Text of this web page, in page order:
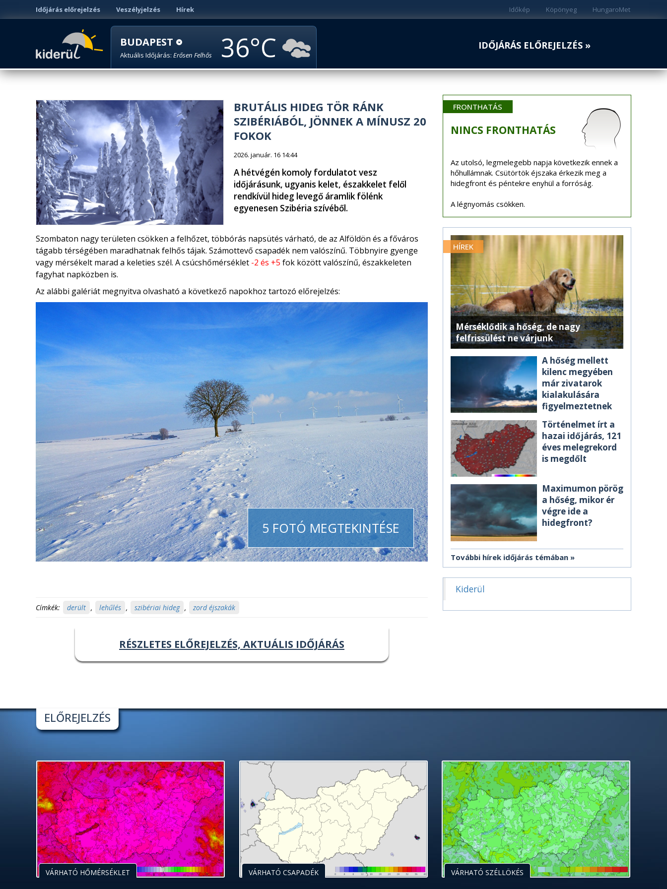
Időjárás előrejelzés Veszélyjelzés Hírek HungaroMet
Köpönyeg
Időkép
BUDAPEST
Aktuális Időjárás: Erősen Felhős 36 IDŐJÁRÁS ELŐREJELZÉS »
BRUTÁLIS HIDEG TÖR RÁNK
SZIBÉRIÁBÓL, JÖNNEK A MÍNUSZ 20
FOKOK
2026. január. 16 14:44
A hétvégén komoly fordulatot vesz
időjárásunk, ugyanis kelet, északkelet felől
rendkívül hideg levegő áramlik fölénk
egyenesen Szibéria szívéből.
Szombaton nagy területen csökken a felhőzet, többórás napsütés várható, de az Alföldön és a főváros
tágabb térségében maradhatnak felhős tájak. Számottevő csapadék nem valószínű. Többnyire gyenge
vagy mérsékelt marad a keleties szél. A csúcshőmérséklet -2 és +5 fok között valószínű, északkeleten
fagyhat napközben is.
Az alábbi galériát megnyitva olvasható a következő napokhoz tartozó előrejelzés:
5 FOTÓ MEGTEKINTÉSE
Címkék: derült , lehűlés , szibériai hideg , zord éjszakák
RÉSZLETES ELŐREJELZÉS, AKTUÁLIS IDŐJÁRÁS
FRONTHATÁS
NINCS FRONTHATÁS
Az utolsó, legmelegebb napja következik ennek a
hőhullámnak. Csütörtök éjszaka érkezik meg a
hidegfront és péntekre enyhül a forróság.
A légnyomás csökken.
HÍREK
Mérséklődik a hőség, de nagy
felfrissülést ne várjunk
A hőség mellett
kilenc megyében
már zivatarok
kialakulására
figyelmeztetnek
Történelmet írt a
hazai időjárás, 121
éves melegrekord
is megdőlt
Maximumon pörög
a hőség, mikor ér
végre ide a
hidegfront?
További hírek időjárás témában
Kiderül
ELŐREJELZÉS
VÁRHATÓ HŐMÉRSÉKLET VÁRHATÓ CSAPADÉK VÁRHATÓ SZÉLLÖKÉS